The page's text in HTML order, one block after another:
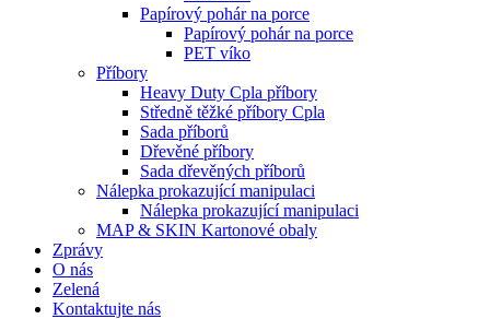
Papírový pohár na porce
Papírový pohár na porce
PET víko
Příbory
Heavy Duty Cpla příbory
Středně těžké příbory Cpla
Sada příborů
Dřevěné příbory
Sada dřevěných příborů
Nálepka prokazující manipulaci
Nálepka prokazující manipulaci
MAP & SKIN Kartonové obaly
Zprávy
O nás
Zelená
Kontaktujte nás